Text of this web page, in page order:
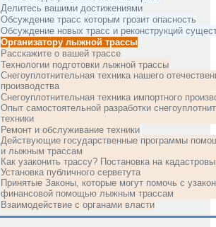
Делитесь вашими достижениями
Обсуждение трасс которым грозит опасность
Обсуждение новых трасс и реконструкций
Организатору лыжной трассы
Расскажите о вашей трассе
Технологии подготовки лыжной трассы
Снегоуплотнительная техника нашего
производства
Снегоуплотнительная техника импортного
Опыт самостоятельной разработки
техники
Ремонт и обслуживание техники
Действующие государственные программы
и лыжным трассам
Как узаконить трассу? Постановка на
Установка публичного серветута
Принятые Законы, которые могут помочь с
финансовой помощью лыжным трассам
Взаимодействие с органами власти